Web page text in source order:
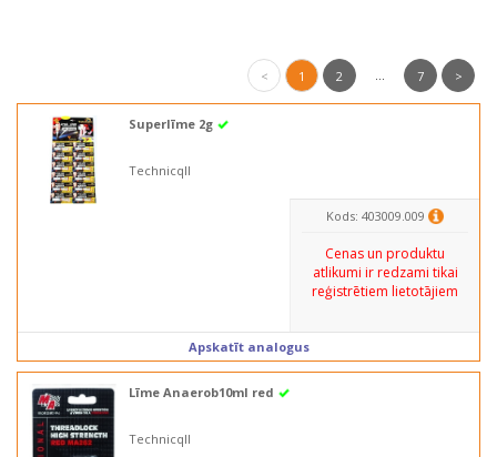
< 1 2 ... 7 >
Superlīme 2g
Technicqll
Kods: 403009.009
Cenas un produktu
atlikumi ir redzami tikai
reģistrētiem lietotājiem
Apskatīt analogus
Līme Anaerob10ml red
Technicqll